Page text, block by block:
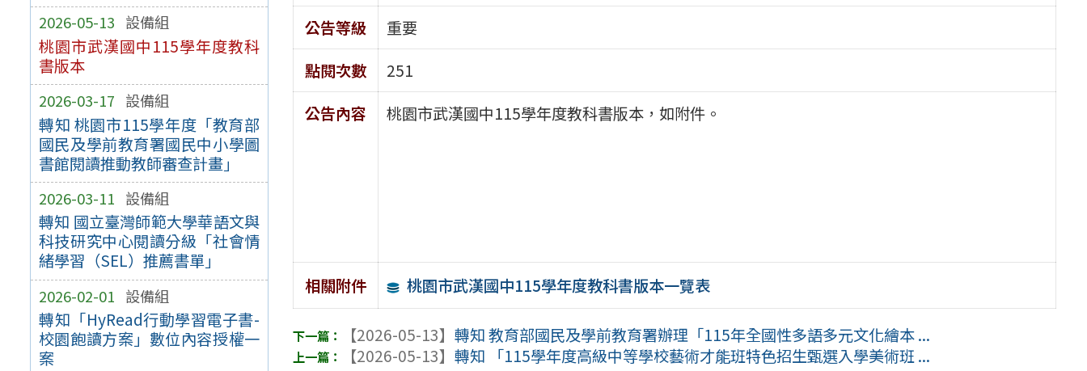
2026-05-13 設備組
桃園市武漢國中115學年度教科
書版本
2026-03-17 設備組
轉知 桃園市115學年度「教育部
國民及學前教育署國民中小學圖
書館閱讀推動教師審查計畫」
2026-03-11 設備組
轉知 國立臺灣師範大學華語文與
科技研究中心閱讀分級「社會情
緒學習（SEL）推薦書單」
2026-02-01 設備組
轉知「HyRead行動學習電子書-
校園飽讀方案」數位內容授權一
案
公告等級
重要
點閱次數
251
公告內容
桃園市武漢國中115學年度教科書版本，如附件。
相關附件 桃園市武漢國中115學年度教科書版本一覽表
【2026-05-13】轉知 教育部國民及學前教育署辦理「115年全國性多語多元文化繪本 ...
【2026-05-13】轉知 「115學年度高級中等學校藝術才能班特色招生甄選入學美術班 ...